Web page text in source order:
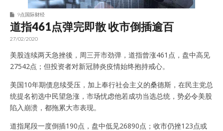
9点国际财经
道指461点弹完即散 收市倒插逾百
27/02/2020
美股连续两天急挫後，周三开市劲弹，道指曾涨461点，盘中高见
27542点；但投资者对新冠肺炎疫情始终抱持戒心。
美国10年期债息续受压，加上奉行社会主义的桑德斯，在民主党总
统提名初选中民望急涨，市场忧虑他若成功当选总统，势必令美股
陷入崩溃，都拖累大市表现。
道指尾段一度倒插190点，盘中低见26890点；收市仍挫123点或